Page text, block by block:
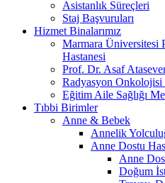
Asistanlık Süreçleri
Staj Başvuruları
Hizmet Binalarımız
Marmara Üniversitesi
Hastanesi
Prof. Dr. Asaf
Radyasyon Onkolojisi
Eğitim Aile Sağlığı
Tıbbi Birimler
Anne & Bebek
Annelik
Anne Dostu
Anne
Doğum